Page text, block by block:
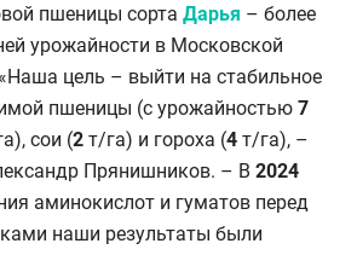
пшеницы сорта Дарья – более
урожайности в Московской
цель – выйти на стабильное
пшеницы (с урожайностью 7
сои (2 т/га) и гороха (4 т/га), –
Прянишников. – В 2024
аминокислот и гуматов перед
наши результаты были